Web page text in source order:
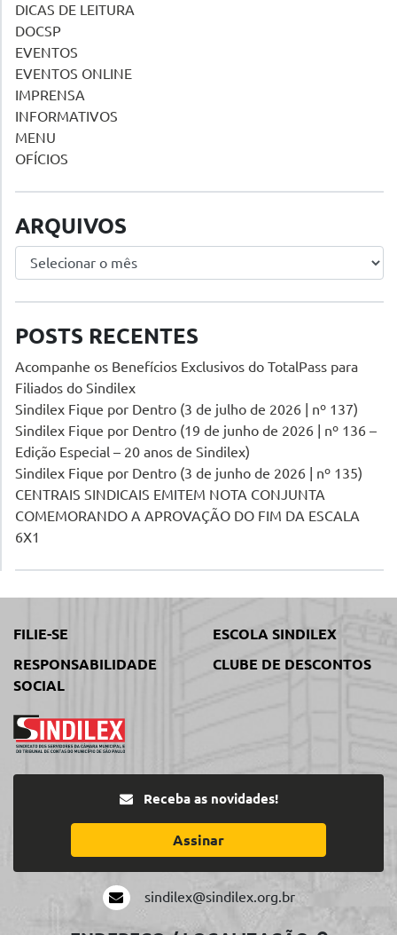
DICAS DE LEITURA
DOCSP
EVENTOS
EVENTOS ONLINE
IMPRENSA
INFORMATIVOS
MENU
OFÍCIOS
ARQUIVOS
Arquivos
POSTS RECENTES
Acompanhe os Benefícios Exclusivos do TotalPass para
Filiados do Sindilex
Sindilex Fique por Dentro (3 de julho de 2026 | nº 137)
Sindilex Fique por Dentro (19 de junho de 2026 | nº 136 –
Edição Especial – 20 anos de Sindilex)
Sindilex Fique por Dentro (3 de junho de 2026 | nº 135)
CENTRAIS SINDICAIS EMITEM NOTA CONJUNTA
COMEMORANDO A APROVAÇÃO DO FIM DA ESCALA
6X1
FILIE-SE
ESCOLA SINDILEX
RESPONSABILIDADE
SOCIAL
CLUBE DE DESCONTOS
Receba as novidades!
Assinar
sindilex@sindilex.org.br